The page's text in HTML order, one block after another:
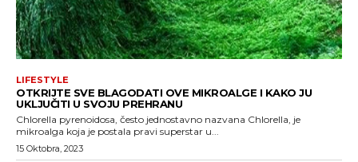
LIFESTYLE
OTKRIJTE SVE BLAGODATI OVE MIKROALGE I KAKO JU
UKLJUČITI U SVOJU PREHRANU
Chlorella pyrenoidosa, često jednostavno nazvana Chlorella, je
mikroalga koja je postala pravi superstar u...
15 Oktobra, 2023